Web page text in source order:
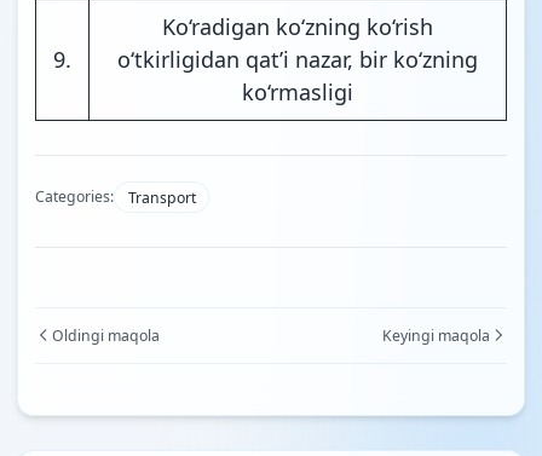
9.
Ko‘radigan ko‘zning ko‘rish
o‘tkirligidan qat’i nazar, bir ko‘zning
ko‘rmasligi
Categories: Transport
Oldingi maqola Keyingi maqola